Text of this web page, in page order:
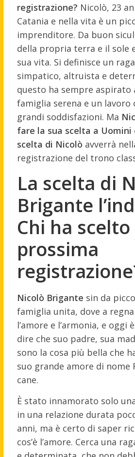
registrazione? Nicolò, 23
Catania e nella vita è un
imprenditore. Da buon
della propria terra e il sole
sua vita. Si definisce un
simpatico, altruista e
questo ha sempre aspirato
famiglia serena e un lavoro
grandi soddisfazioni. Ma
fare la sua scelta a Uomini
scelta di Nicolò avverrà
registrazione del trono
La scelta di
Brigante
Chi ha
prossima
Nicolò Brigante sin da
famiglia unita, dove a
l’amore e l’armonia, e oggi
dire che suo padre, sua
sono la cosa più bella che
suo grande amore di nome
cane.
È stato innamorato solo
in una relazione durata
anni, ma è certo di saper
cos’è l’amore. Cerca una